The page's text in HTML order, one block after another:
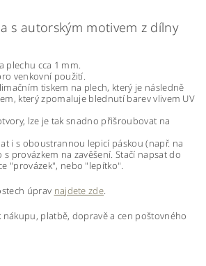
s autorským motivem z dílny
plechu cca 1 mm.
venkovní použití.
tiskem na plech, který je následně
který zpomaluje blednutí barev vlivem UV
lze je tak snadno přišroubovat na
i s oboustrannou lepicí páskou (např. na
provázkem na zavěšení. Stačí napsat do
"provázek", nebo "lepítko".
úprav najdete zde.
platbě, dopravě a cen poštovného